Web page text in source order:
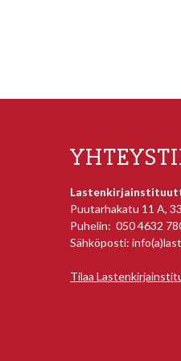
Puutarhakatu 11 A,
Puhelin: 050 4632
Sähköposti:
Tilaa